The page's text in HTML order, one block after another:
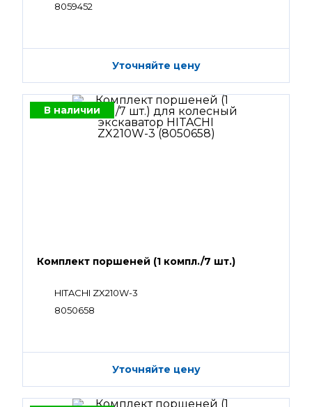
8059452
Уточняйте цену
В наличии
Комплект поршеней (1 компл./7 шт.)
HITACHI ZX210W-3
8050658
Уточняйте цену